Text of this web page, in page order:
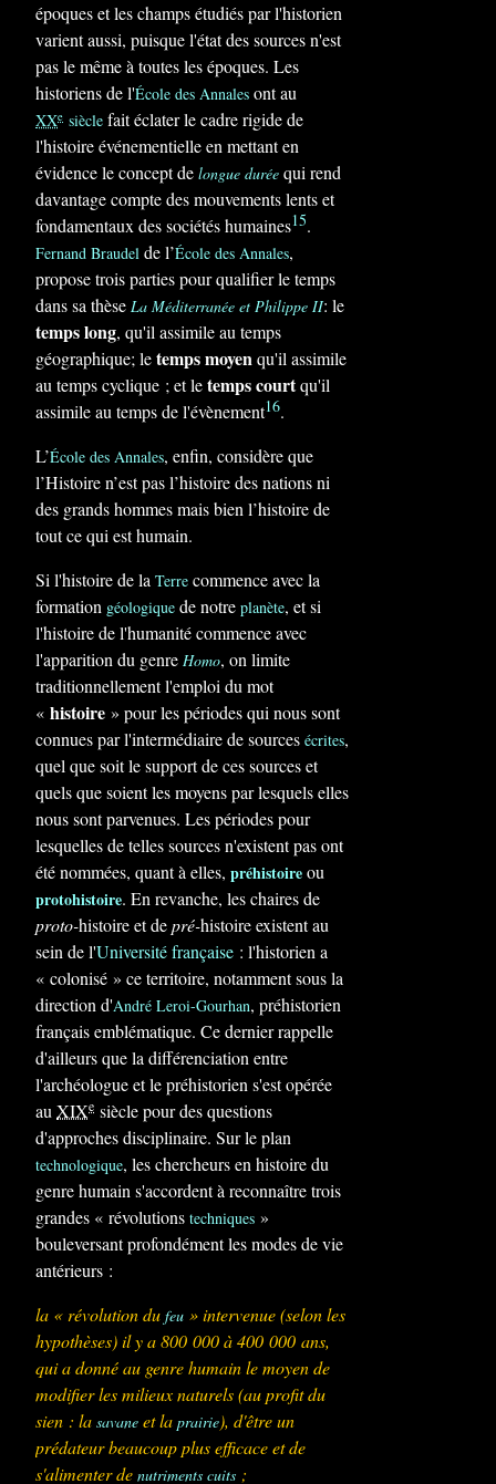
époques et les champs étudiés par l'historien
varient aussi, puisque l'état des sources n'est
pas le même à toutes les époques. Les
historiens de l'École des Annales ont au
XXe siècle fait éclater le cadre rigide de
l'histoire événementielle en mettant en
évidence le concept de longue durée qui rend
davantage compte des mouvements lents et
fondamentaux des sociétés humaines15.
Fernand Braudel de l’École des Annales,
propose trois parties pour qualifier le temps
dans sa thèse La Méditerranée et Philippe II: le
temps long, qu'il assimile au temps
géographique; letemps moyenqu'il assimile
au temps cyclique ; et letemps courtqu'il
assimile au temps de l'évènement16.
L’École des Annales, enfin, considère que
l’Histoire n’est pas l’histoire des nations ni
des grands hommes mais bien l’histoire de
tout ce qui est humain.
Si l'histoire de la Terre commence avec la
formation géologique de notre planète, et si
l'histoire de l'humanité commence avec
l'apparition du genre Homo, on limite
traditionnellement l'emploi du mot
« histoire » pour les périodes qui nous sont
connues par l'intermédiaire de sources écrites,
quel que soit le support de ces sources et
quels que soient les moyens par lesquels elles
nous sont parvenues. Les périodes pour
lesquelles de telles sources n'existent pas ont
été nommées, quant à elles, préhistoireou
protohistoire. En revanche, les chaires de
proto-histoire et depré-histoire existent au
sein de l'Université française : l'historien a
« colonisé » ce territoire, notamment sous la
direction d'André Leroi-Gourhan, préhistorien
français emblématique. Ce dernier rappelle
d'ailleurs que la différenciation entre
l'archéologue et le préhistorien s'est opérée
au XIXe siècle pour des questions
d'approches disciplinaire. Sur le plan
technologique, les chercheurs en histoire du
genre humain s'accordent à reconnaître trois
grandes « révolutions techniques »
bouleversant profondément les modes de vie
antérieurs :
la « révolution du feu » intervenue (selon les
hypothèses) il y a 800 000 à 400 000 ans,
qui a donné au genre humain le moyen de
modifier les milieux naturels (au profit du
sien : la savane et la prairie), d'être un
prédateur beaucoup plus efficace et de
s'alimenter de nutriments cuits ;